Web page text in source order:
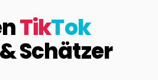
TikTok
Schätzer